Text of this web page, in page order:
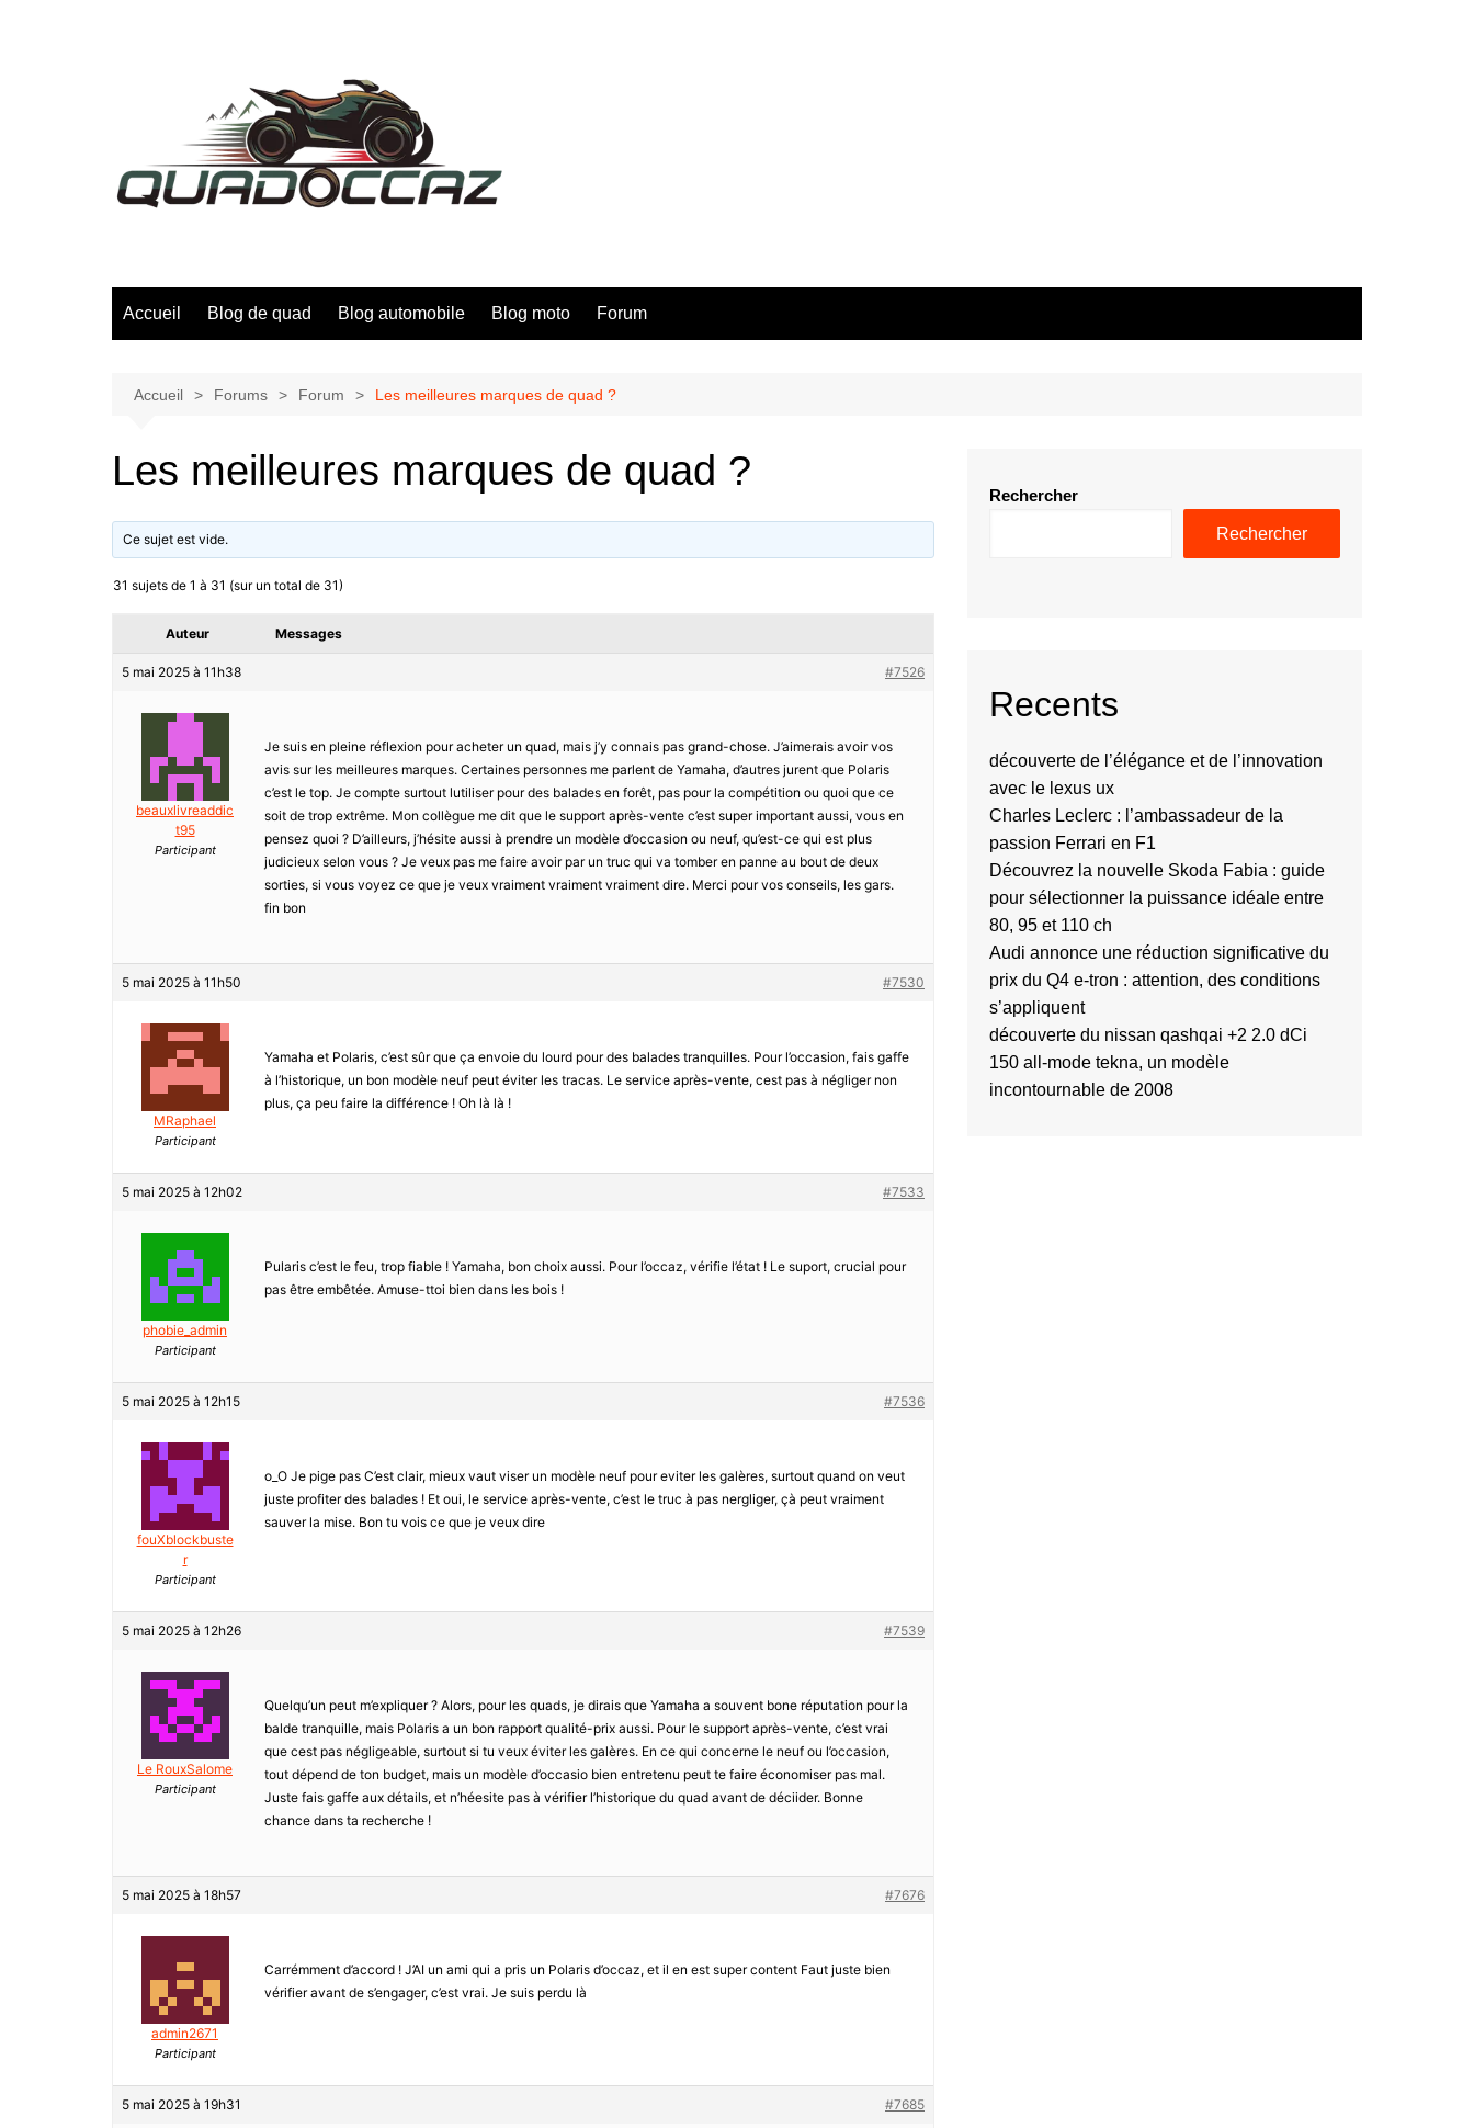
Accueil Blog de quad Blog automobile Blog moto Forum
Accueil Forums Forum Les meilleures marques de quad ?
Les meilleures marques de quad ?
Ce sujet est vide.
31 sujets de 1 à 31 (sur un total de 31)
Auteur Messages
5 mai 2025 à 11h38 #7526
beauxlivreaddic
t95
Participant
Je suis en pleine réflexion pour acheter un quad, mais j’y connais pas grand-chose. J’aimerais avoir vos
avis sur les meilleures marques. Certaines personnes me parlent de Yamaha, d’autres jurent que Polaris
c’est le top. Je compte surtout lutiliser pour des balades en forêt, pas pour la compétition ou quoi que ce
soit de trop extrême. Mon collègue me dit que le support après-vente c’est super important aussi, vous en
pensez quoi ? D’ailleurs, j’hésite aussi à prendre un modèle d’occasion ou neuf, qu’est-ce qui est plus
judicieux selon vous ? Je veux pas me faire avoir par un truc qui va tomber en panne au bout de deux
sorties, si vous voyez ce que je veux vraiment vraiment vraiment dire. Merci pour vos conseils, les gars.
fin bon
5 mai 2025 à 11h50 #7530
MRaphael
Participant
Yamaha et Polaris, c’est sûr que ça envoie du lourd pour des balades tranquilles. Pour l’occasion, fais gaffe
à l’historique, un bon modèle neuf peut éviter les tracas. Le service après-vente, cest pas à négliger non
plus, ça peu faire la différence ! Oh là là !
5 mai 2025 à 12h02 #7533
phobie_admin
Participant
Pularis c’est le feu, trop fiable ! Yamaha, bon choix aussi. Pour l’occaz, vérifie l’état ! Le suport, crucial pour
pas être embêtée. Amuse-ttoi bien dans les bois !
5 mai 2025 à 12h15 #7536
fouXblockbuste
r
Participant
o_O Je pige pas C’est clair, mieux vaut viser un modèle neuf pour eviter les galères, surtout quand on veut
juste profiter des balades ! Et oui, le service après-vente, c’est le truc à pas nergliger, çà peut vraiment
sauver la mise. Bon tu vois ce que je veux dire
5 mai 2025 à 12h26 #7539
Le RouxSalome
Participant
Quelqu’un peut m’expliquer ? Alors, pour les quads, je dirais que Yamaha a souvent bone réputation pour la
balde tranquille, mais Polaris a un bon rapport qualité-prix aussi. Pour le support après-vente, c’est vrai
que cest pas négligeable, surtout si tu veux éviter les galères. En ce qui concerne le neuf ou l’occasion,
tout dépend de ton budget, mais un modèle d’occasio bien entretenu peut te faire économiser pas mal.
Juste fais gaffe aux détails, et n’héesite pas à vérifier l’historique du quad avant de déciider. Bonne
chance dans ta recherche !
5 mai 2025 à 18h57 #7676
admin2671
Participant
Carrémment d’accord ! J’AI un ami qui a pris un Polaris d’occaz, et il en est super content Faut juste bien
vérifier avant de s’engager, c’est vrai. Je suis perdu là
5 mai 2025 à 19h31 #7685
Rechercher
Rechercher
Recents
découverte de l’élégance et de l’innovation
avec le lexus ux
Charles Leclerc : l’ambassadeur de la
passion Ferrari en F1
Découvrez la nouvelle Skoda Fabia : guide
pour sélectionner la puissance idéale entre
80, 95 et 110 ch
Audi annonce une réduction significative du
prix du Q4 e-tron : attention, des conditions
s’appliquent
découverte du nissan qashqai +2 2.0 dCi
150 all-mode tekna, un modèle
incontournable de 2008